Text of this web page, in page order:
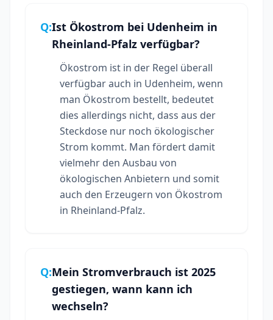
Q:Ist Ökostrom bei Udenheim in
Rheinland-Pfalz verfügbar?
Ökostrom ist in der Regel überall
verfügbar auch in Udenheim, wenn
man Ökostrom bestellt, bedeutet
dies allerdings nicht, dass aus der
Steckdose nur noch ökologischer
Strom kommt. Man fördert damit
vielmehr den Ausbau von
ökologischen Anbietern und somit
auch den Erzeugern von Ökostrom
in Rheinland-Pfalz.
Q:Mein Stromverbrauch ist 2025
gestiegen, wann kann ich
wechseln?